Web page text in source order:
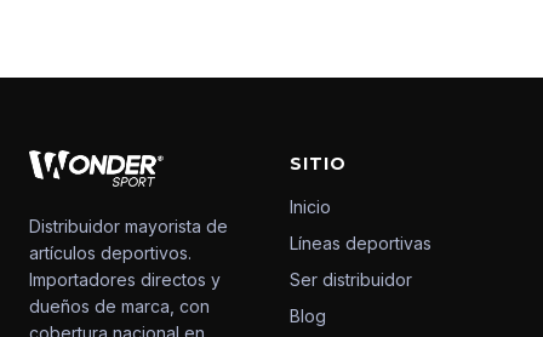
Distribuidor mayorista de
artículos deportivos.
Importadores directos y
dueños de marca, con
cobertura nacional en
SITIO
Inicio
Líneas deportivas
Ser distribuidor
Blog